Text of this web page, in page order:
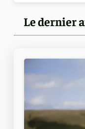
Le dernier